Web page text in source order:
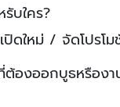
รับใคร?
ปิดใหม่ / จัดโปรโ
องออกบูธหรืองา